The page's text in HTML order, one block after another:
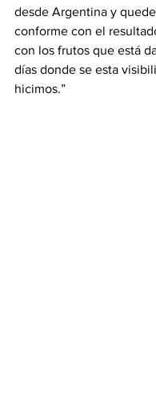
desde Argentina y
conforme con el
con los frutos que está
días donde se esta
hicimos.”